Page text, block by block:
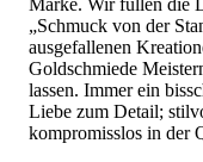
Marke. Wir füllen die
„Schmuck von der
ausgefallenen
Goldschmiede
lassen. Immer ein
Liebe zum Detail;
kompromisslos in der